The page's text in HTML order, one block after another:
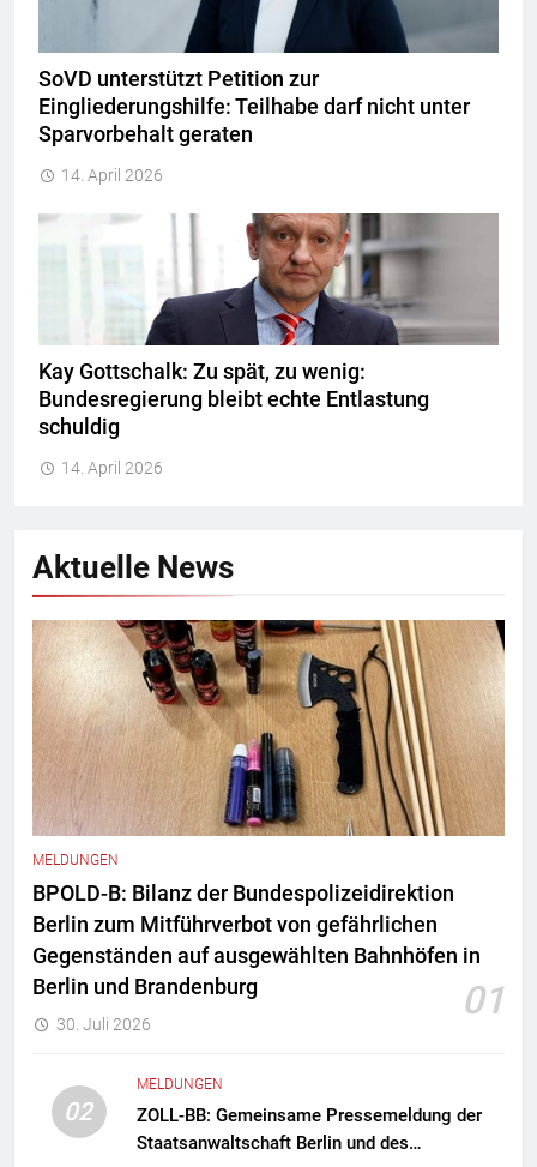
SoVD unterstützt Petition zur
Eingliederungshilfe: Teilhabe darf nicht unter
Sparvorbehalt geraten
14. April 2026
Kay Gottschalk: Zu spät, zu wenig:
Bundesregierung bleibt echte Entlastung
schuldig
14. April 2026
Aktuelle News
MELDUNGEN
BPOLD-B: Bilanz der Bundespolizeidirektion
Berlin zum Mitführverbot von gefährlichen
Gegenständen auf ausgewählten Bahnhöfen in
Berlin und Brandenburg
01
30. Juli 2026
02
MELDUNGEN
ZOLL-BB: Gemeinsame Pressemeldung der
Staatsanwaltschaft Berlin und des